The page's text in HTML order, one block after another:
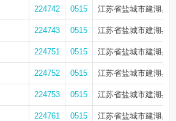
224742 0515 江苏省盐城市建湖县
224743 0515 江苏省盐城市建湖县
224751 0515 江苏省盐城市建湖县
224752 0515 江苏省盐城市建湖县
224753 0515 江苏省盐城市建湖县
224761 0515 江苏省盐城市建湖县